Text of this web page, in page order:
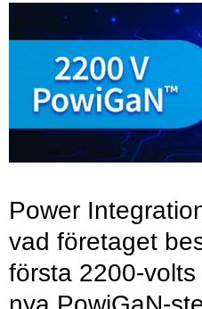
Power
vad företaget
första 2200-